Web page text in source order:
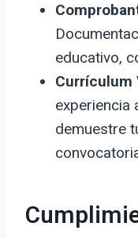
educativo,
Currículum
experiencia
demuestre